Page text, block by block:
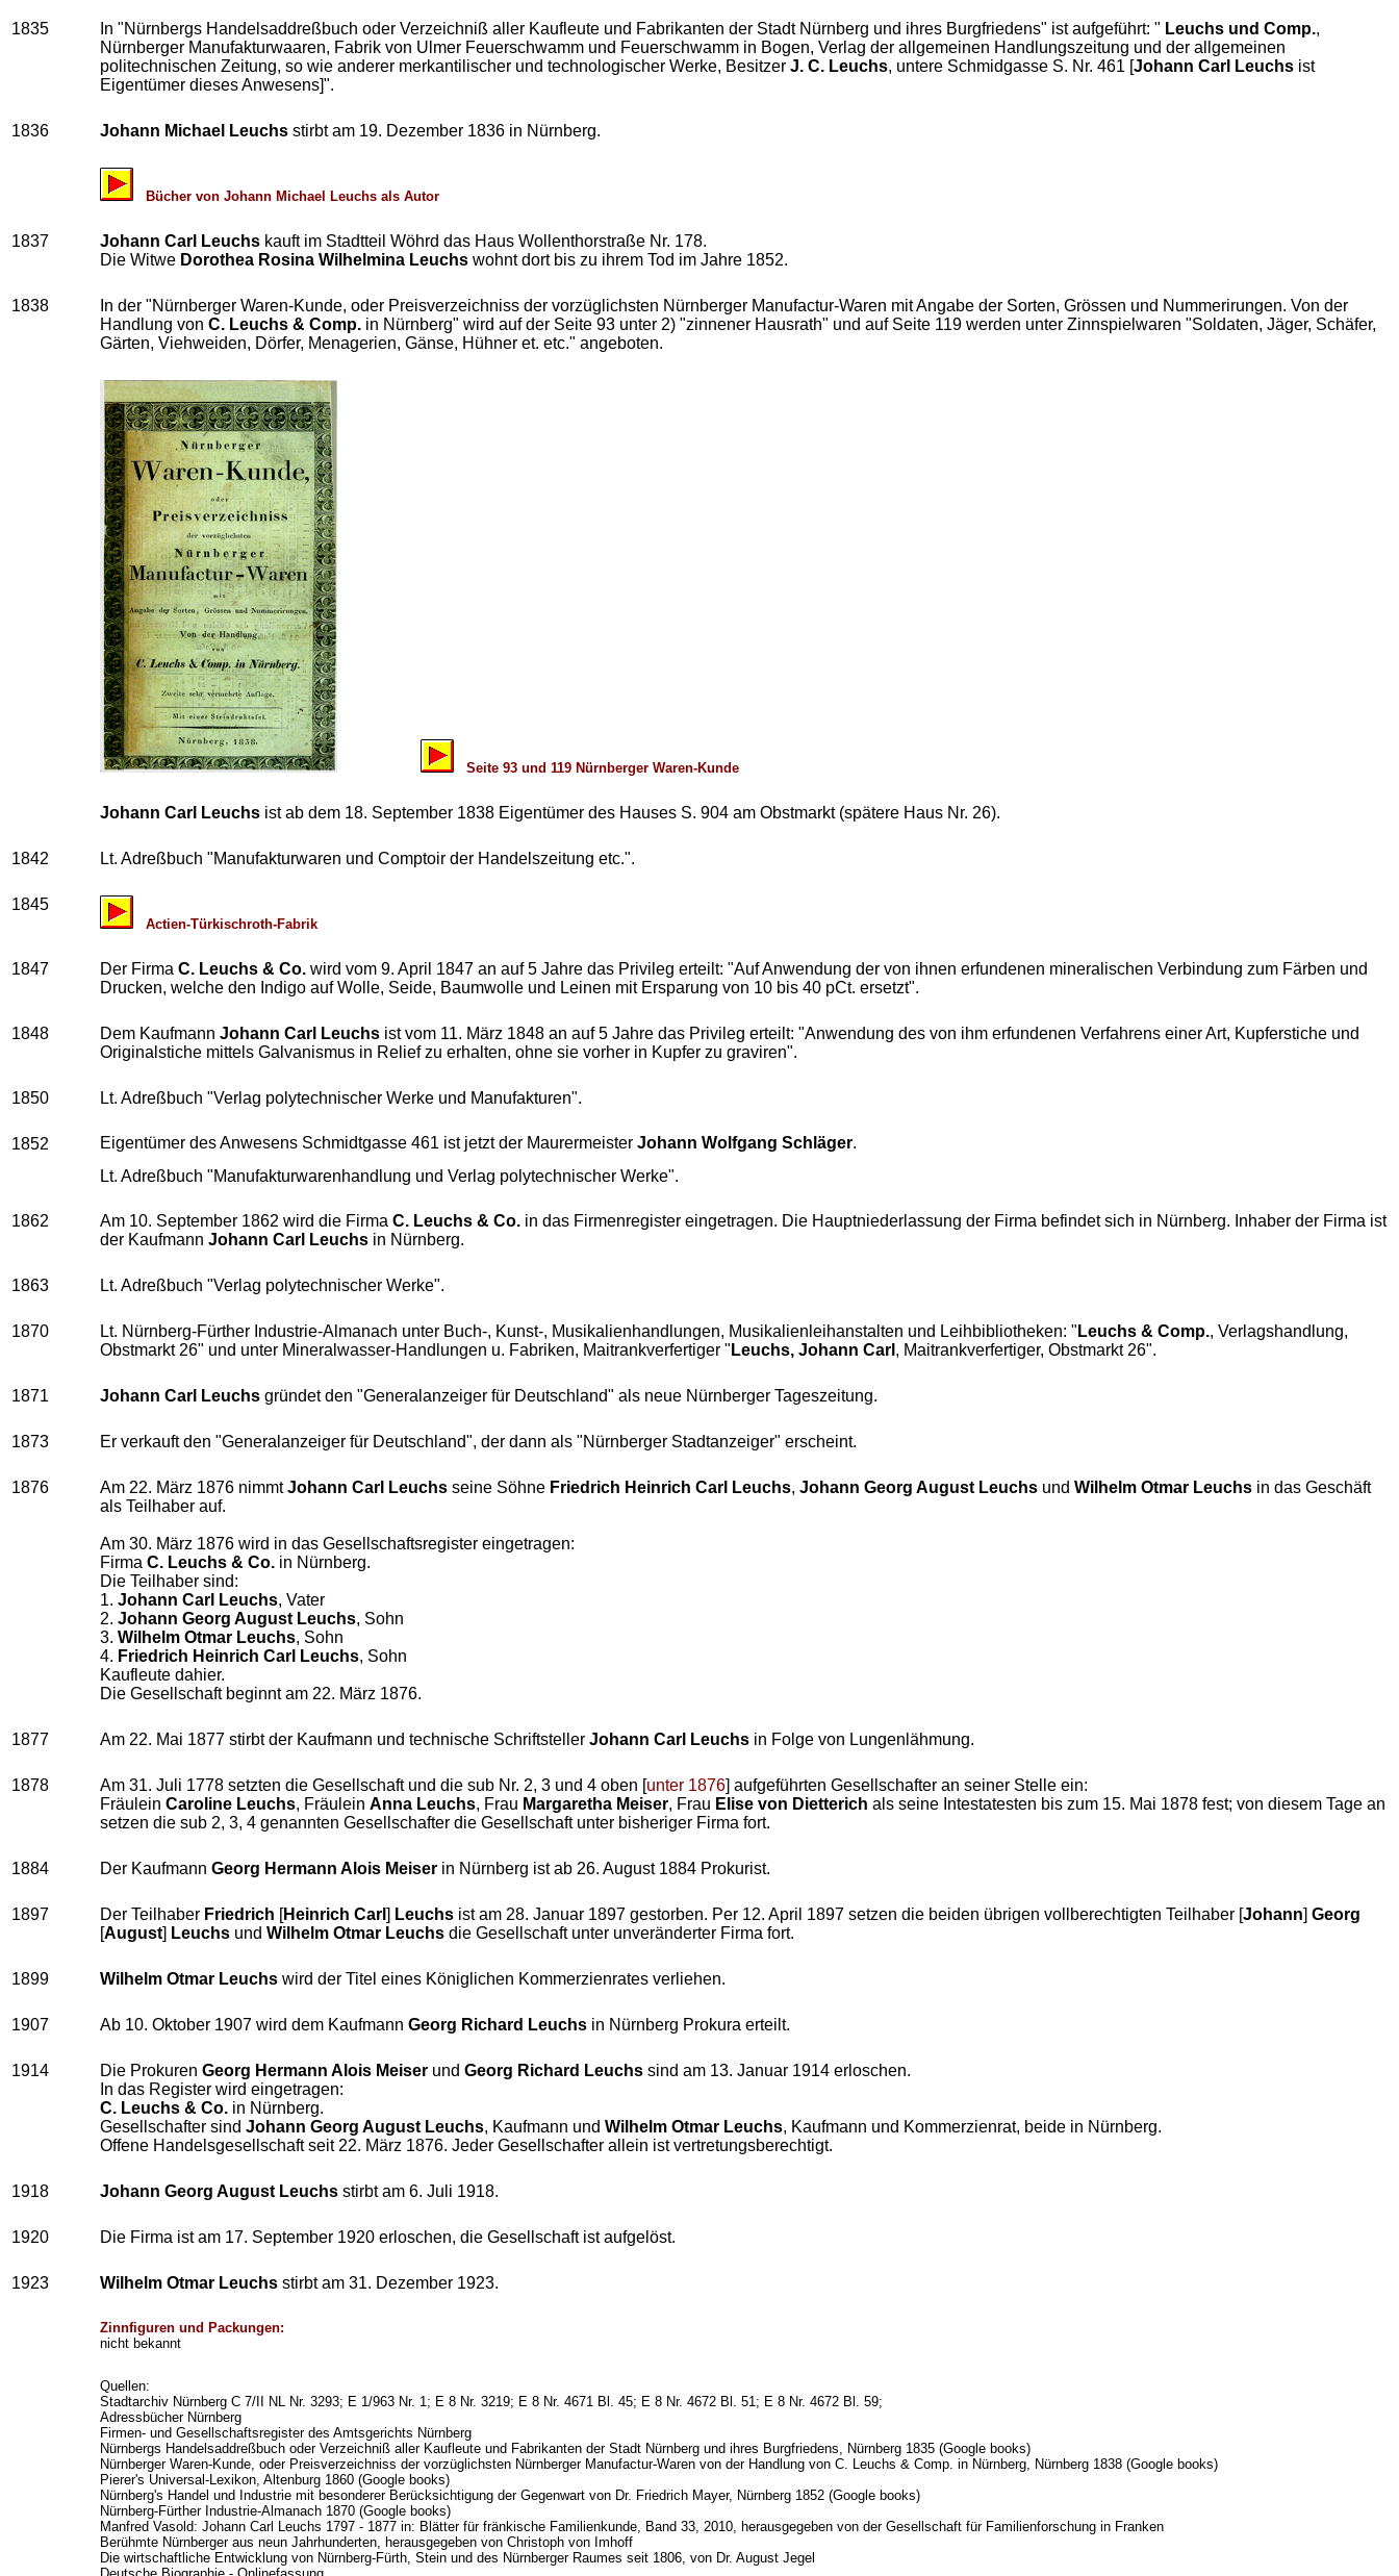
1835 In "Nürnbergs Handelsaddreßbuch oder Verzeichniß aller Kaufleute und Fabrikanten der Stadt Nürnberg und ihres Burgfriedens" ist aufgeführt: " Leuchs und Comp.,
Nürnberger Manufakturwaaren, Fabrik von Ulmer Feuerschwamm und Feuerschwamm in Bogen, Verlag der allgemeinen Handlungszeitung und der allgemeinen
politechnischen Zeitung, so wie anderer merkantilischer und technologischer Werke, Besitzer J. C. Leuchs, untere Schmidgasse S. Nr. 461 [Johann Carl Leuchs ist
Eigentümer dieses Anwesens]".
1836 Johann Michael Leuchs stirbt am 19. Dezember 1836 in Nürnberg.
Bücher von Johann Michael Leuchs als Autor
1837 Johann Carl Leuchs kauft im Stadtteil Wöhrd das Haus Wollenthorstraße Nr. 178.
Die Witwe Dorothea Rosina Wilhelmina Leuchs wohnt dort bis zu ihrem Tod im Jahre 1852.
1838
In der "Nürnberger Waren-Kunde, oder Preisverzeichniss der vorzüglichsten Nürnberger Manufactur-Waren mit Angabe der Sorten, Grössen und Nummerirungen. Von der
Handlung von C. Leuchs & Comp. in Nürnberg" wird auf der Seite 93 unter 2) "zinnener Hausrath" und auf Seite 119 werden unter Zinnspielwaren "Soldaten, Jäger, Schäfer,
Gärten, Viehweiden, Dörfer, Menagerien, Gänse, Hühner et. etc." angeboten.
Seite 93 und 119 Nürnberger Waren-Kunde
Johann Carl Leuchs ist ab dem 18. September 1838 Eigentümer des Hauses S. 904 am Obstmarkt (spätere Haus Nr. 26).
1842 Lt. Adreßbuch "Manufakturwaren und Comptoir der Handelszeitung etc.".
1845
Actien-Türkischroth-Fabrik
1847 Der Firma C. Leuchs & Co. wird vom 9. April 1847 an auf 5 Jahre das Privileg erteilt: "Auf Anwendung der von ihnen erfundenen mineralischen Verbindung zum Färben und
Drucken, welche den Indigo auf Wolle, Seide, Baumwolle und Leinen mit Ersparung von 10 bis 40 pCt. ersetzt".
1848 Dem Kaufmann Johann Carl Leuchs ist vom 11. März 1848 an auf 5 Jahre das Privileg erteilt: "Anwendung des von ihm erfundenen Verfahrens einer Art, Kupferstiche und
Originalstiche mittels Galvanismus in Relief zu erhalten, ohne sie vorher in Kupfer zu graviren".
1850 Lt. Adreßbuch "Verlag polytechnischer Werke und Manufakturen".
1852 Eigentümer des Anwesens Schmidtgasse 461 ist jetzt der Maurermeister Johann Wolfgang Schläger.
Lt. Adreßbuch "Manufakturwarenhandlung und Verlag polytechnischer Werke".
1862 Am 10. September 1862 wird die Firma C. Leuchs & Co. in das Firmenregister eingetragen. Die Hauptniederlassung der Firma befindet sich in Nürnberg. Inhaber der Firma ist
der Kaufmann Johann Carl Leuchs in Nürnberg.
1863 Lt. Adreßbuch "Verlag polytechnischer Werke".
1870 Lt. Nürnberg-Fürther Industrie-Almanach unter Buch-, Kunst-, Musikalienhandlungen, Musikalienleihanstalten und Leihbibliotheken: " Leuchs & Comp., Verlagshandlung,
Obstmarkt 26" und unter Mineralwasser-Handlungen u. Fabriken, Maitrankverfertiger " Leuchs, Johann Carl , Maitrankverfertiger, Obstmarkt 26".
1871 Johann Carl Leuchs gründet den "Generalanzeiger für Deutschland" als neue Nürnberger Tageszeitung.
1873 Er verkauft den "Generalanzeiger für Deutschland", der dann als "Nürnberger Stadtanzeiger" erscheint.
1876 Am 22. März 1876 nimmtJohann Carl Leuchs seine Söhne Friedrich Heinrich Carl Leuchs, Johann Georg August Leuchs und Wilhelm Otmar Leuchs in das Geschäft
als Teilhaber auf.
Am 30. März 1876 wird in das Gesellschaftsregister eingetragen:
Firma C. Leuchs & Co. in Nürnberg.
Die Teilhaber sind:
1. Johann Carl Leuchs, Vater
2. Johann Georg August Leuchs, Sohn
3. Wilhelm Otmar Leuchs, Sohn
4. Friedrich Heinrich Carl Leuchs, Sohn
Kaufleute dahier.
Die Gesellschaft beginnt am 22. März 1876.
1877 Am 22. Mai 1877 stirbt der Kaufmann und technische Schriftsteller Johann Carl Leuchs in Folge von Lungenlähmung.
1878 Am 31. Juli 1778 setzten die Gesellschaft und die sub Nr. 2, 3 und 4 oben [unter 1876] aufgeführten Gesellschafter an seiner Stelle ein:
Fräulein Caroline Leuchs, Fräulein Anna Leuchs, Frau Margaretha Meiser, Frau Elise von Dietterich als seine Intestatesten bis zum 15. Mai 1878 fest; von diesem Tage an
setzen die sub 2, 3, 4 genannten Gesellschafter die Gesellschaft unter bisheriger Firma fort.
1884 Der Kaufmann Georg Hermann Alois Meiser in Nürnberg ist ab 26. August 1884 Prokurist.
1897 Der Teilhaber Friedrich [Heinrich Carl ] Leuchs ist am 28. Januar 1897 gestorben. Per 12. April 1897 setzen die beiden übrigen vollberechtigten Teilhaber [Johann] Georg
[August] Leuchs und Wilhelm Otmar Leuchs die Gesellschaft unter unveränderter Firma fort.
1899 Wilhelm Otmar Leuchs wird der Titel eines Königlichen Kommerzienrates verliehen.
1907 Ab 10. Oktober 1907 wird dem Kaufmann Georg Richard Leuchs in Nürnberg Prokura erteilt.
1914 Die Prokuren Georg Hermann Alois Meiser und Georg Richard Leuchs sind am 13. Januar 1914 erloschen.
In das Register wird eingetragen:
C. Leuchs & Co. in Nürnberg.
Gesellschafter sind Johann Georg August Leuchs, Kaufmann und Wilhelm Otmar Leuchs, Kaufmann und Kommerzienrat, beide in Nürnberg.
Offene Handelsgesellschaft seit 22. März 1876. Jeder Gesellschafter allein ist vertretungsberechtigt.
1918 Johann Georg August Leuchs stirbt am 6. Juli 1918.
1920 Die Firma ist am 17. September 1920 erloschen, die Gesellschaft ist aufgelöst.
1923 Wilhelm Otmar Leuchs stirbt am 31. Dezember 1923.
Zinnfiguren und Packungen:
nicht bekannt
Quellen:
Stadtarchiv Nürnberg C 7/II NL Nr. 3293; E 1/963 Nr. 1; E 8 Nr. 3219; E 8 Nr. 4671 Bl. 45; E 8 Nr. 4672 Bl. 51; E 8 Nr. 4672 Bl. 59;
Adressbücher Nürnberg
Firmen- und Gesellschaftsregister des Amtsgerichts Nürnberg
Nürnbergs Handelsaddreßbuch oder Verzeichniß aller Kaufleute und Fabrikanten der Stadt Nürnberg und ihres Burgfriedens, Nürnberg 1835 (Google books)
Nürnberger Waren-Kunde, oder Preisverzeichniss der vorzüglichsten Nürnberger Manufactur-Waren von der Handlung von C. Leuchs & Comp. in Nürnberg, Nürnberg 1838 (Google books)
Pierer's Universal-Lexikon, Altenburg 1860 (Google books)
Nürnberg's Handel und Industrie mit besonderer Berücksichtigung der Gegenwart von Dr. Friedrich Mayer, Nürnberg 1852 (Google books)
Nürnberg-Fürther Industrie-Almanach 1870 (Google books)
Manfred Vasold: Johann Carl Leuchs 1797 - 1877 in: Blätter für fränkische Familienkunde, Band 33, 2010, herausgegeben von der Gesellschaft für Familienforschung in Franken
Berühmte Nürnberger aus neun Jahrhunderten, herausgegeben von Christoph von Imhoff
Die wirtschaftliche Entwicklung von Nürnberg-Fürth, Stein und des Nürnberger Raumes seit 1806, von Dr. August Jegel